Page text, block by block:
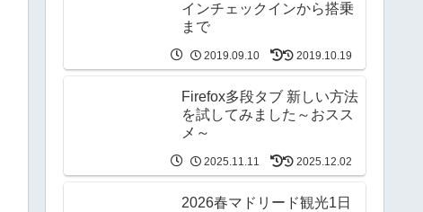
インチェックインから搭乗
まで
2019.09.10 2019.10.19
Firefox多段タブ 新しい方法
を試してみました～おスス
メ～
2025.11.11 2025.12.02
2026春マドリード観光1日